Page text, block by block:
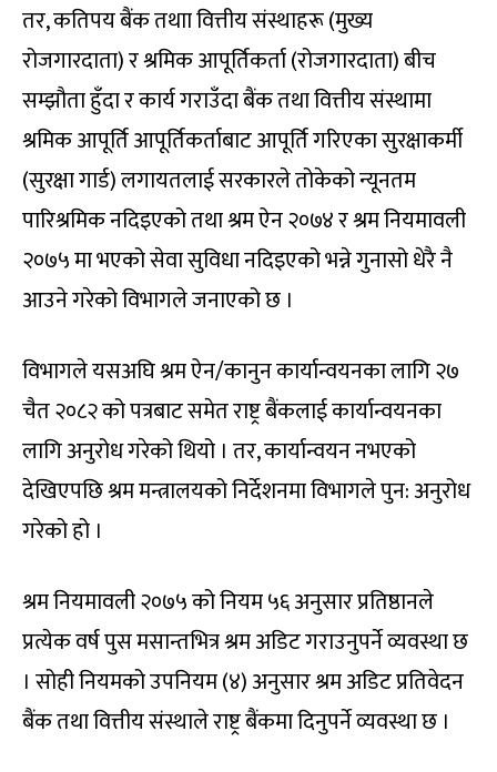
तर, कतिपय बैंक तथाा वित्तीय संस्थाहरू (मुख्य
रोजगारदाता) र श्रमिक आपूर्तिकर्ता (रोजगारदाता) बीच
सम्झौता हुँदा र कार्य गराउँदा बैंक तथा वित्तीय संस्थामा
श्रमिक आपूर्ति आपूर्तिकर्ताबाट आपूर्ति गरिएका सुरक्षाकर्मी
(सुरक्षा गार्ड) लगायतलाई सरकारले तोकेको न्यूनतम
पारिश्रमिक नदिइएको तथा श्रम ऐन २०७४ र श्रम नियमावली
२०७५ मा भएको सेवा सुविधा नदिइएको भन्ने गुनासो धेरै नै
आउने गरेको विभागले जनाएको छ ।
विभागले यसअघि श्रम ऐन/कानुन कार्यान्वयनका लागि २७
चैत २०८२ को पत्रबाट समेत राष्ट्र बैंकलाई कार्यान्वयनका
लागि अनुरोध गरेको थियो । तर, कार्यान्वयन नभएको
देखिएपछि श्रम मन्त्रालयको निर्देशनमा विभागले पुन: अनुरोध
गरेको हो ।
श्रम नियमावली २०७५ को नियम ५६ अनुसार प्रतिष्ठानले
प्रत्येक वर्ष पुस मसान्तभित्र श्रम अडिट गराउनुपर्ने व्यवस्था छ
। सोही नियमको उपनियम (४) अनुसार श्रम अडिट प्रतिवेदन
बैंक तथा वित्तीय संस्थाले राष्ट्र बैंकमा दिनुपर्ने व्यवस्था छ ।